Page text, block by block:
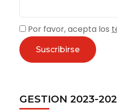
Por favor, acepta los
GESTION 2023-